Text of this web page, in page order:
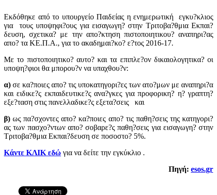
Εκδόθηκε από το υπουργείο Παιδείας η ενημερωτική εγκυ?κλιος
για τους υποψηφι?ους για εισαγωγη? στην Τριτοβα?θμια Εκπαι?
δευση, σχετικα? με την απο?κτηση πιστοποιητικου? αναπηρι?ας
απο? τα ΚΕ.Π.Α., για το ακαδημαι?κο? ε?τος 2016-17.
Με το πιστοποιητικο? αυτο? και τα επιπλε?ον δικαιολογητικα? οι
υποψη?φιοι θα μπορου?ν να υπαχθου?ν:
α) σε κα?ποιες απο? τις υποκατηγορι?ες των ατο?μων με αναπηρι?α
και ειδικε?ς εκπαιδευτικε?ς ανα?γκες για προφορικη? η? γραπτη?
εξε?ταση στις πανελλαδικε?ς εξετα?σεις και
β)ως πα?σχοντες απο? κα?ποιες απο? τις παθη?σεις της κατηγορι?
ας των πασχο?ντων απο? σοβαρε?ς παθη?σεις για εισαγωγη? στην
Τριτοβα?θμια Εκπαι?δευση σε ποσοστο? 5%.
Κάντε ΚΛΙΚ εδώ για να δείτε την εγκύκλιο .
Πηγή: esos.gr